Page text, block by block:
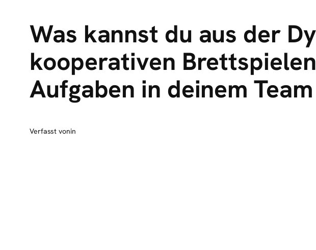
Was kannst du aus der
kooperativen
Aufgaben in deinem
Verfasst vonin